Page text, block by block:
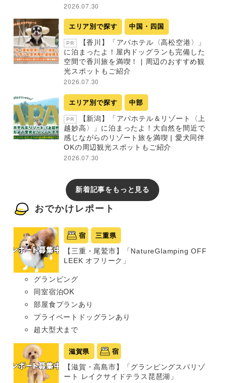
2026.07.30
エリア別で探す 中国・四国
PR
【香川】「アパホテル〈高松空港〉」
に泊まったよ！屋内ドッグランも完備した
空間で香川旅を満喫！ | 周辺のおすすめ観
光スポットもご紹介
2026.07.30
エリア別で探す 中部
PR
【新潟】「アパホテル＆リゾート〈上
越妙高〉」に泊まったよ！大自然を間近で
感じながらのリゾート旅を満喫 | 愛犬同伴
OKの周辺観光スポットもご紹介
2026.07.30
新着記事をもっと見る
おでかけレポート
宿 三重県
【三重・尾鷲市】「NatureGlamping OFF
LEEK オフリーク」
グランピング
同室宿泊OK
部屋食プランあり
プライベートドッグランあり
超大型犬まで
滋賀県 宿
【滋賀・高島市】「グランピングスパリゾ
ート レイクサイドテラス琵琶湖」